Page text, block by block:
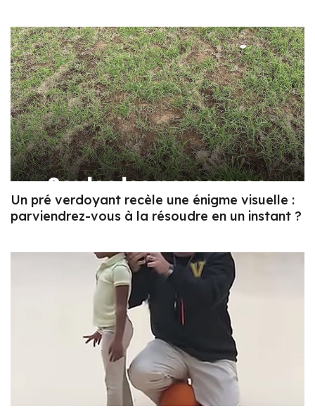
Un pré verdoyant recèle une énigme visuelle :
parviendrez-vous à la résoudre en un instant ?